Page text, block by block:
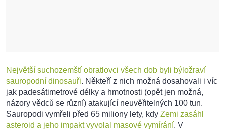
Největší suchozemští obratlovci všech dob byli býložraví
sauropodní dinosauři. Někteří z nich možná dosahovali i víc
jak padesátimetrové délky a hmotnosti (opět jen možná,
názory vědců se různí) atakující neuvěřitelných 100 tun.
Sauropodi vymřeli před 65 miliony lety, kdy Zemi zasáhl
asteroid a jeho impakt vyvolal masové vymírání. V